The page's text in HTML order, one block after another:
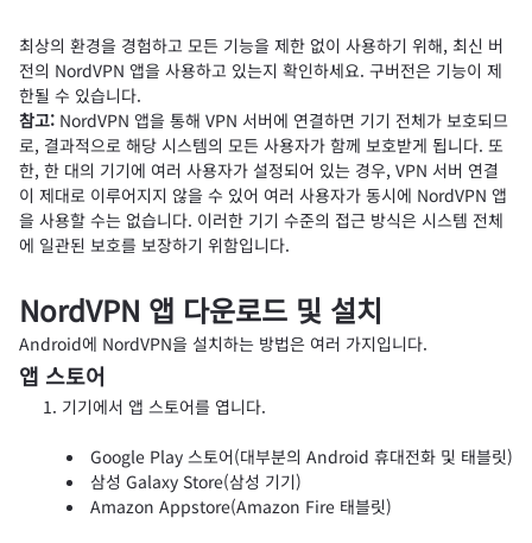
최상의 환경을 경험하고 모든 기능을 제한 없이 사용하기 위해, 최신 버
전의 NordVPN 앱을 사용하고 있는지 확인하세요. 구버전은 기능이 제
한될 수 있습니다.
참고: NordVPN 앱을 통해 VPN 서버에 연결하면 기기 전체가 보호되므
로, 결과적으로 해당 시스템의 모든 사용자가 함께 보호받게 됩니다. 또
한, 한 대의 기기에 여러 사용자가 설정되어 있는 경우, VPN 서버 연결
이 제대로 이루어지지 않을 수 있어 여러 사용자가 동시에 NordVPN 앱
을 사용할 수는 없습니다. 이러한 기기 수준의 접근 방식은 시스템 전체
에 일관된 보호를 보장하기 위함입니다.
NordVPN 앱 다운로드 및 설치
Android에 NordVPN을 설치하는 방법은 여러 가지입니다.
앱 스토어
기기에서 앱 스토어를 엽니다.
Google Play 스토어(대부분의 Android 휴대전화 및 태블릿)
삼성 Galaxy Store(삼성 기기)
Amazon Appstore(Amazon Fire 태블릿)